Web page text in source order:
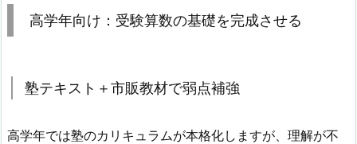
高学年向け：受験算数の基礎を完成させる
塾テキスト＋市販教材で弱点補強
高学年では塾のカリキュラムが本格化しますが、理解が不